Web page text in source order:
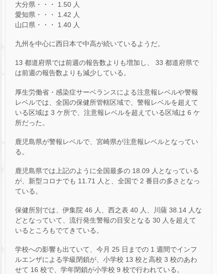
大分県・・・ 1.50 人
愛知県・・・ 1.42 人
山口県・・・ 1.40 人
九州を中心に西日本で中高が続いているようだ。
13 都道府県では前週の報告数よりも増加し、 33 都道府県で
は前週の報告数よりも減少している。
厚生労働省・感染症サーベランスによる注意報レベルや警報
レベルでは、全国の保健所管轄区域で、警報レベルを超えて
いる区域は 3 ケ所で、注意報レベルを超えている区域は 6 ケ
所だった。
鹿児島県が警報レベルで、宮崎県が注意報レベルとなってい
る。
鹿児島県では上記のように全国最多の 18.09 人となっている
が、新型コロナでも 11.71 人と、全国で 2 番目の多さとなっ
ている。
保健所別では、伊集院 46 人、西之表 40 人、川薩 38.14 人な
どとなっていて、流行発生警報の目安となる 30 人を超えて
いるところもでてきている。
学校への影響も出ていて、今月 25 日までの 1 週間でインフ
ルエンザによる学級閉鎖が、小学校 13 校と高校 3 校のあわ
せて 16 校で、学年閉鎖が小学校 9 校で行われている。